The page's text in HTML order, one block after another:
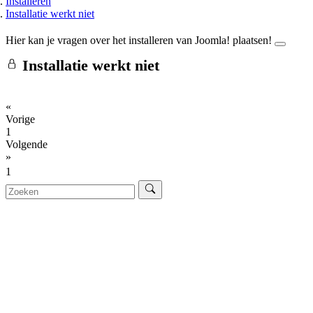
Installatie werkt niet
Hier kan je vragen over het installeren van Joomla! plaatsen!
Installatie werkt niet
«
Vorige
1
Volgende
»
1